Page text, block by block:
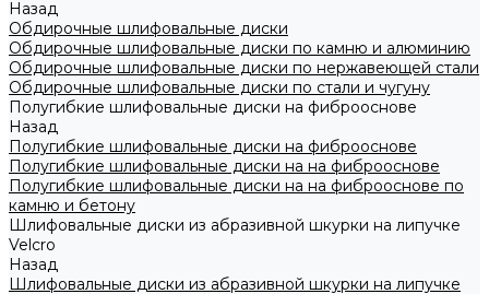
Назад
Обдирочные шлифовальные диски
Обдирочные шлифовальные диски по камню и алюминию
Обдирочные шлифовальные диски по нержавеющей стали
Обдирочные шлифовальные диски по стали и чугуну
Полугибкие шлифовальные диски на фиброоснове
Назад
Полугибкие шлифовальные диски на фиброоснове
Полугибкие шлифовальные диски на на фиброоснове
Полугибкие шлифовальные диски на на фиброоснове по
камню и бетону
Шлифовальные диски из абразивной шкурки на липучке
Velcro
Назад
Шлифовальные диски из абразивной шкурки на липучке